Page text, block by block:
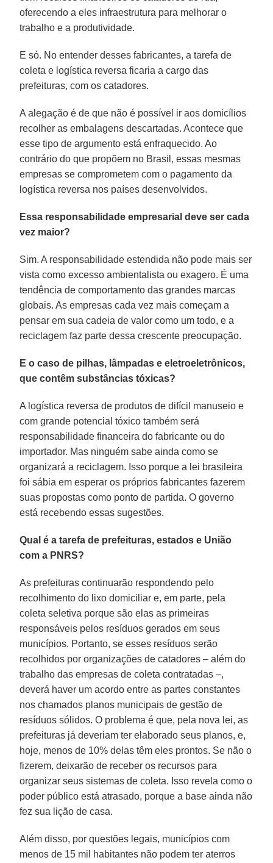
oferecendo a eles infraestrutura para melhorar o
trabalho e a produtividade.
E só. No entender desses fabricantes, a tarefa de
coleta e logística reversa ficaria a cargo das
prefeituras, com os catadores.
A alegação é de que não é possível ir aos domicílios
recolher as embalagens descartadas. Acontece que
esse tipo de argumento está enfraquecido. Ao
contrário do que propõem no Brasil, essas mesmas
empresas se comprometem com o pagamento da
logística reversa nos países desenvolvidos.
Essa responsabilidade empresarial deve ser cada
vez maior?
Sim. A responsabilidade estendida não pode mais ser
vista como excesso ambientalista ou exagero. É uma
tendência de comportamento das grandes marcas
globais. As empresas cada vez mais começam a
pensar em sua cadeia de valor como um todo, e a
reciclagem faz parte dessa crescente preocupação.
E o caso de pilhas, lâmpadas e eletroeletrônicos,
que contêm substâncias tóxicas?
A logística reversa de produtos de difícil manuseio e
com grande potencial tóxico também será
responsabilidade financeira do fabricante ou do
importador. Mas ninguém sabe ainda como se
organizará a reciclagem. Isso porque a lei brasileira
foi sábia em esperar os próprios fabricantes fazerem
suas propostas como ponto de partida. O governo
está recebendo essas sugestões.
Qual é a tarefa de prefeituras, estados e União
com a PNRS?
As prefeituras continuarão respondendo pelo
recolhimento do lixo domiciliar e, em parte, pela
coleta seletiva porque são elas as primeiras
responsáveis pelos resíduos gerados em seus
municípios. Portanto, se esses resíduos serão
recolhidos por organizações de catadores – além do
trabalho das empresas de coleta contratadas –,
deverá haver um acordo entre as partes constantes
nos chamados planos municipais de gestão de
resíduos sólidos. O problema é que, pela nova lei, as
prefeituras já deveriam ter elaborado seus planos, e,
hoje, menos de 10% delas têm eles prontos. Se não o
fizerem, deixarão de receber os recursos para
organizar seus sistemas de coleta. Isso revela como o
poder público está atrasado, porque a base ainda não
fez sua lição de casa.
Além disso, por questões legais, municípios com
menos de 15 mil habitantes não podem ter aterros